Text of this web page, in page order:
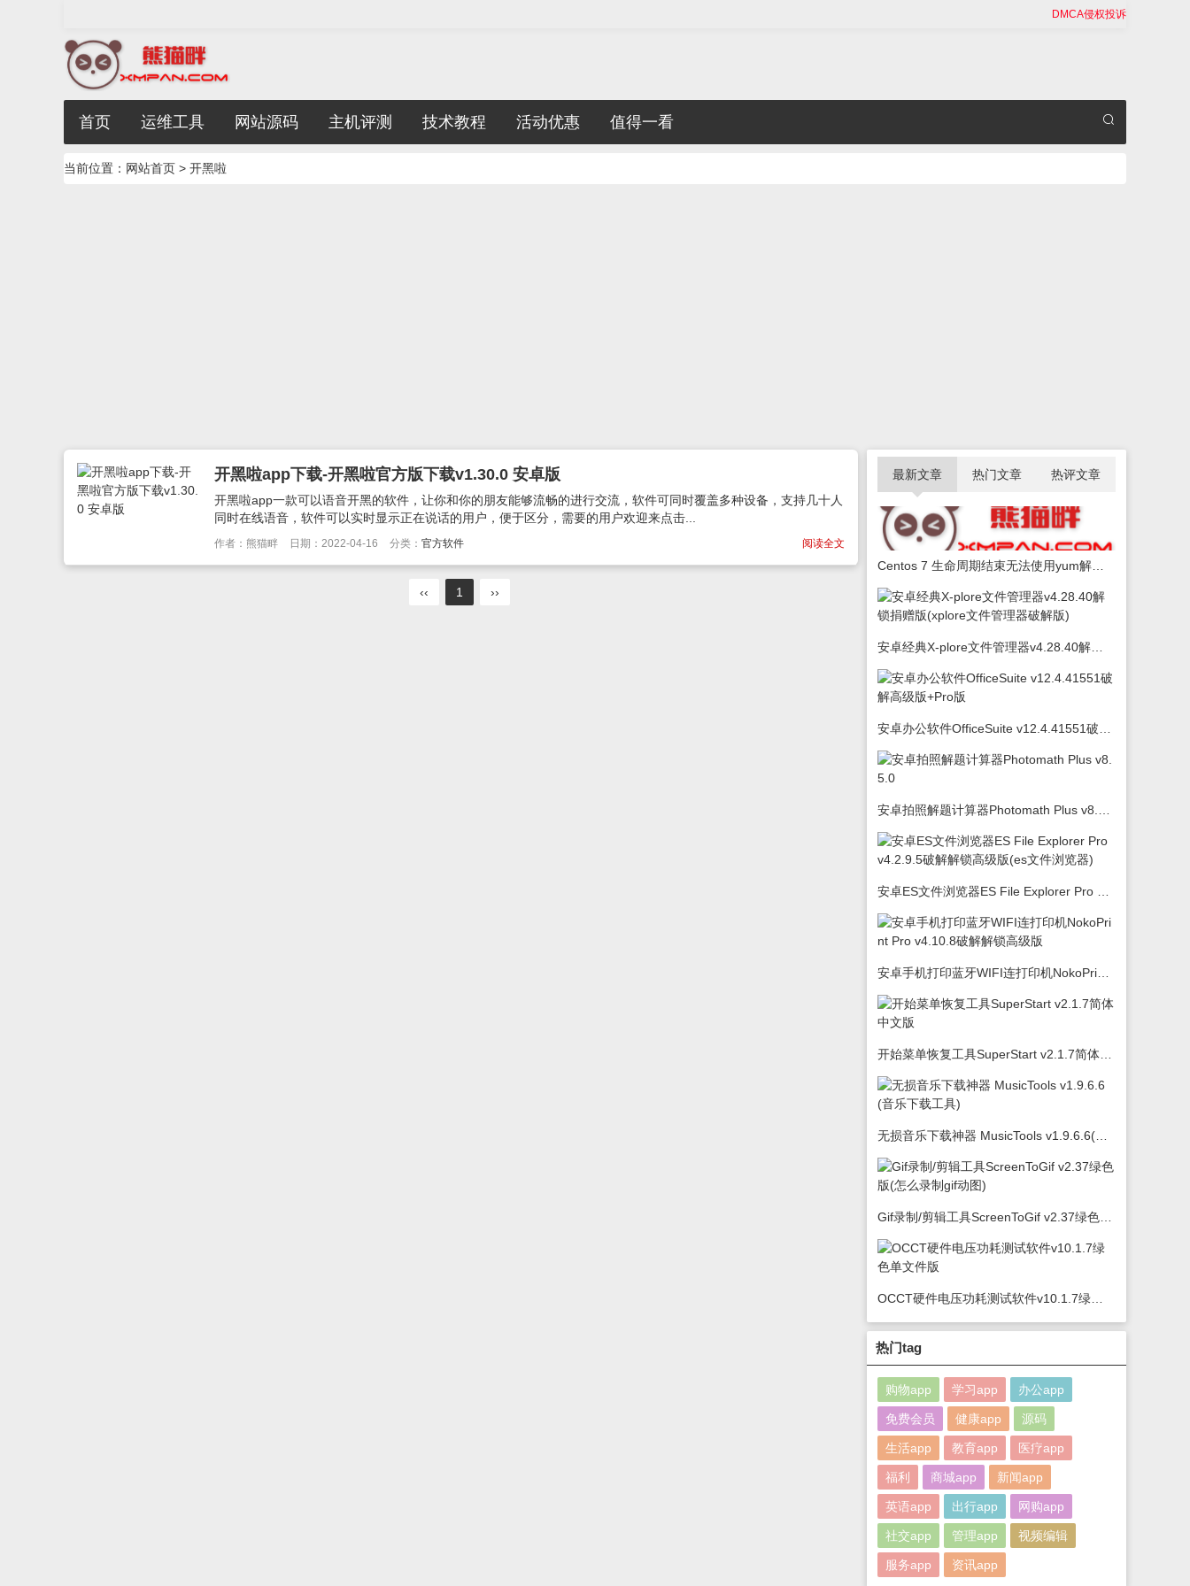
DMCA侵权投诉
首页 运维工具 网站源码 主机评测 技术教程 活动优惠 值得一看
当前位置： 网站首页 > 开黑啦
开黑啦app下载-开黑啦官方版下载v1.30.0 安卓版
开黑啦app一款可以语音开黑的软件，让你和你的朋友能够流畅的进行交流，软件可同时覆盖多种设备，支持几十人
同时在线语音，软件可以实时显示正在说话的用户，便于区分，需要的用户欢迎来点击...
阅读全文
作者：熊猫畔 日期：2022-04-16 分类： 官方软件
‹‹ 1 ››
最新文章 热门文章 热评文章
热门tag
购物app 学习app 办公app
免费会员 健康app 源码
生活app 教育app 医疗app
福利 商城app 新闻app
英语app 出行app 网购app
社交app 管理app 视频编辑
服务app 资讯app